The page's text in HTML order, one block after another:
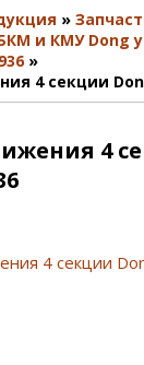
и КМУ Dong
4 секции
4